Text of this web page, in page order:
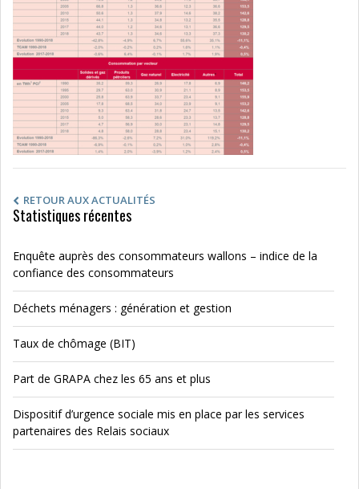
RETOUR AUX ACTUALITÉS
Statistiques récentes
Enquête auprès des consommateurs wallons – indice de la
confiance des consommateurs
Déchets ménagers : génération et gestion
Taux de chômage (BIT)
Part de GRAPA chez les 65 ans et plus
Dispositif d’urgence sociale mis en place par les services
partenaires des Relais sociaux